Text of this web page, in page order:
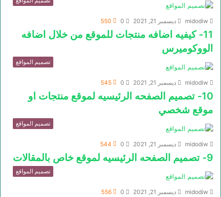
midodiw ديسمبر 21, 2021 0
550
11- كيفيه اضافه منتجات للموقع من خلال اضافه
الووكوميرس
تصميم المواقع
midodiw ديسمبر 21, 2021 0
545
10- تصميم الصفحه الرئيسيه لموقع منتجات او
موقع شخصي
تصميم المواقع
midodiw ديسمبر 21, 2021 0
544
9- تصميم الصفحه الرئيسيه لموقع خاص بالمقالات
تصميم المواقع
midodiw ديسمبر 21, 2021 0
556